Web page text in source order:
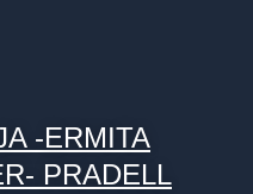
-ERMITA
PRADELL